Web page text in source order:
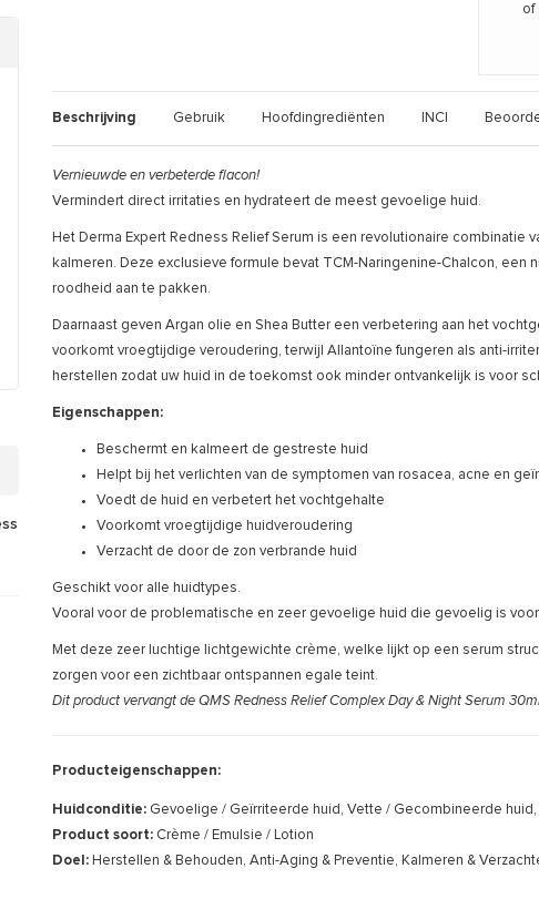
of
Beschrijving Gebruik Hoofdingrediënten INCI
Vernieuwde en verbeterde flacon!
Vermindert direct irritaties en hydrateert de meest gevoelige huid.
Het Derma Expert Redness Relief Serum is een revolutionaire
kalmeren. Deze exclusieve formule bevat TCM-Naringenine-Chalcon,
roodheid aan te pakken.
Daarnaast geven Argan olie en Shea Butter een verbetering aan het
voorkomt vroegtijdige veroudering, terwijl Allantoïne fungeren als anti-
herstellen zodat uw huid in de toekomst ook minder ontvankelijk is voor
Eigenschappen:
Beschermt en kalmeert de gestreste huid
Helpt bij het verlichten van de symptomen van rosacea, acne en
Voedt de huid en verbetert het vochtgehalte
Voorkomt vroegtijdige huidveroudering
Verzacht de door de zon verbrande huid
Geschikt voor alle huidtypes.
Vooral voor de problematische en zeer gevoelige huid die gevoelig is
Met deze zeer luchtige lichtgewichte crème, welke lijkt op een serum
zorgen voor een zichtbaar ontspannen egale teint.
Dit product vervangt de QMS Redness Relief Complex Day & Night Serum
Producteigenschappen:
Huidconditie: Gevoelige / Geïrriteerde huid, Vette / Gecombineerde
Product soort: Crème / Emulsie / Lotion
Doel: Herstellen & Behouden, Anti-Aging & Preventie, Kalmeren &